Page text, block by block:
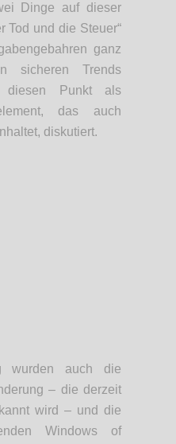
Dinge auf dieser
Tod und die Steuer“
ganz
sicheren Trends
diesen Punkt als
das auch
diskutiert.
wurden auch die
– die derzeit
wird – und die
Windows of